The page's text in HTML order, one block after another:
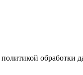
политикой обработки